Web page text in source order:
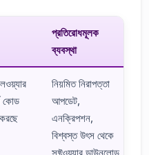
প্রতিরোধমূলক
ব্যবস্থা
কোড
নিয়মিত নিরাপত্তা
আপডেট,
এনক্রিপশন,
বিশ্বস্ত উৎস থেকে